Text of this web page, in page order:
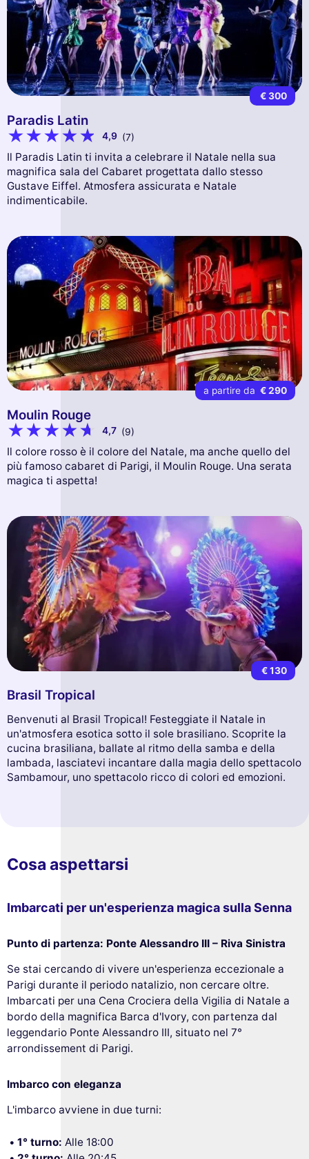
€ 300
Paradis Latin
4,9 (7)
Il Paradis Latin ti invita a celebrare il Natale nella sua
magnifica sala del Cabaret progettata dallo stesso
Gustave Eiffel. Atmosfera assicurata e Natale
indimenticabile.
a partire da € 290
Moulin Rouge
4,7 (9)
Il colore rosso è il colore del Natale, ma anche quello del
più famoso cabaret di Parigi, il Moulin Rouge. Una serata
magica ti aspetta!
€ 130
Brasil Tropical
Benvenuti al Brasil Tropical! Festeggiate il Natale in
un'atmosfera esotica sotto il sole brasiliano. Scoprite la
cucina brasiliana, ballate al ritmo della samba e della
lambada, lasciatevi incantare dalla magia dello spettacolo
Sambamour, uno spettacolo ricco di colori ed emozioni.
Cosa aspettarsi
Imbarcati per un'esperienza magica sulla Senna
Punto di partenza: Ponte Alessandro III – Riva Sinistra
Se stai cercando di vivere un'esperienza eccezionale a
Parigi durante il periodo natalizio, non cercare oltre.
Imbarcati per una Cena Crociera della Vigilia di Natale a
bordo della magnifica Barca d'Ivory, con partenza dal
leggendario Ponte Alessandro III, situato nel 7°
arrondissement di Parigi.
Imbarco con eleganza
L'imbarco avviene in due turni:
1° turno: Alle 18:00